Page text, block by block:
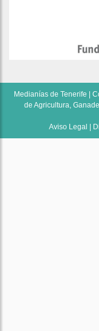
Medianías de Tenerife |
de Agricultura,
Aviso Legal |